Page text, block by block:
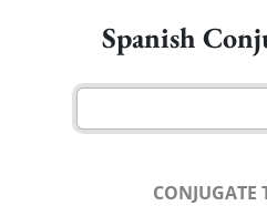
Spanish
CONJUGATE